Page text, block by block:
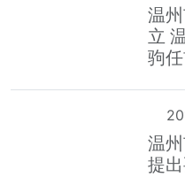
温
立
驹
温
提